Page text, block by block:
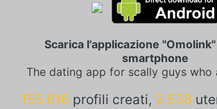
Scarica l'applicazione
smartphone
The dating app for scally guys who
155.616 profili creati, 2.538